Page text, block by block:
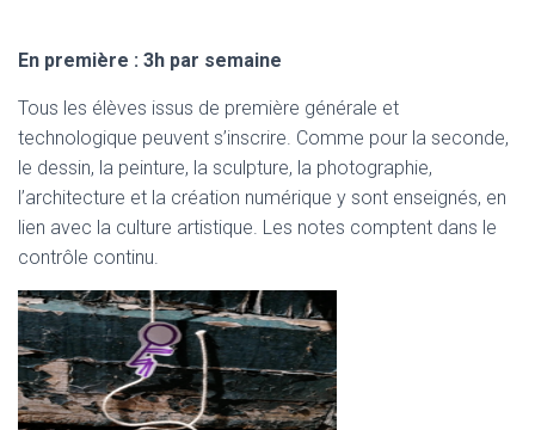
En première : 3h par semaine
Tous les élèves issus de première générale et
technologique peuvent s’inscrire. Comme pour la seconde,
le dessin, la peinture, la sculpture, la photographie,
l’architecture et la création numérique y sont enseignés, en
lien avec la culture artistique. Les notes comptent dans le
contrôle continu.